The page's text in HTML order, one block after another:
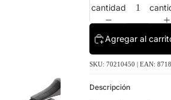
cantidad
Agregar al
SKU: 70210450 | EAN:
Descripción